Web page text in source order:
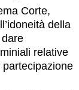
Corte,
della
relative
partecipazione